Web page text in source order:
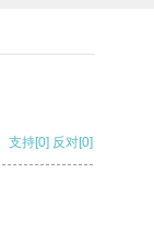
支持[0] 反对[0]